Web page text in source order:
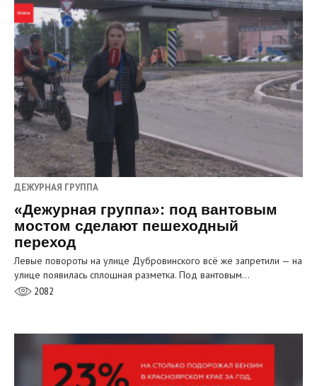
ДЕЖУРНАЯ ГРУППА
«Дежурная группа»: под вантовым
мостом сделают пешеходный
переход
Левые повороты на улице Дубровинского всё же запретили — на
улице появилась сплошная разметка. Под вантовым…
2082